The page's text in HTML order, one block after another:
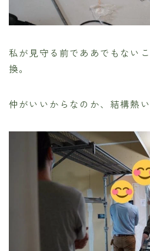
私が見守る前でああでもない
換。
仲がいいからなのか、結構熱